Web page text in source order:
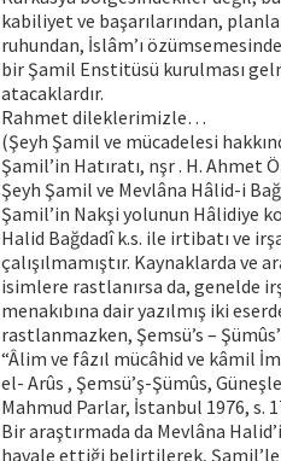
kabiliyet ve başarılarından,
ruhundan, İslâm’ı
bir Şamil Enstitüsü kurulması
atacaklardır.
Rahmet dileklerimizle…
(Şeyh Şamil ve mücadelesi
Şamil’in Hatıratı, nşr . H. Ahmet
Şeyh Şamil ve Mevlâna Hâlid-i
Şamil’in Nakşi yolunun Hâlidiye
Halid Bağdadî k.s. ile irtibatı ve
çalışılmamıştır. Kaynaklarda ve
isimlere rastlanırsa da, genelde
menakıbına dair yazılmış iki
rastlanmazken, Şemsü’s –
“Âlim ve fâzıl mücâhid ve kâmil
el- Arûs , Şemsü’ş-Şümûs,
Mahmud Parlar, İstanbul 1976, s.
Bir araştırmada da Mevlâna
havale ettiği belirtilerek,